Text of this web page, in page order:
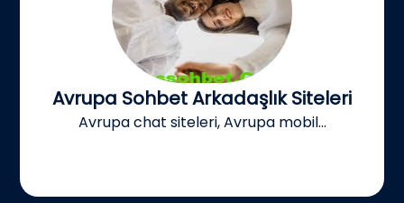
Avrupa Sohbet Arkadaşlık Siteleri
Avrupa chat siteleri, Avrupa mobil...